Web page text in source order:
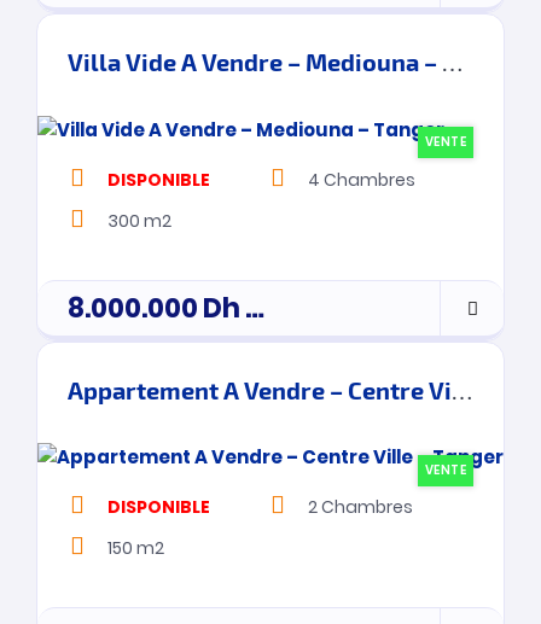
Villa Vide A Vendre – Mediouna – Tanger
VENTE
DISPONIBLE 4 Chambres
300 m2
8.000.000Dh prix de vente
Appartement A Vendre – Centre Ville – Tanger
VENTE
DISPONIBLE 2Chambres
150 m2